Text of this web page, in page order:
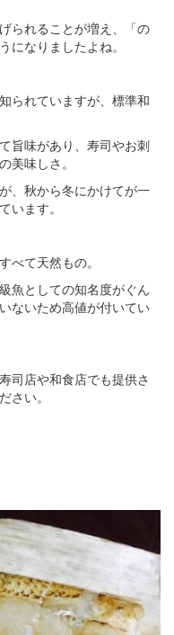
られることが増え、「の
になりましたよね。
られていますが、標準和
旨味があり、寿司やお刺
美味しさ。
、秋から冬にかけてが一
います。
べて天然もの。
魚としての知名度がぐん
ないため高値が付いてい
司店や和食店でも提供さ
さい。